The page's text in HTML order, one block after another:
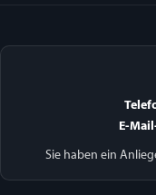
E-
Sie haben ein